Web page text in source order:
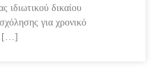
ιδιωτικού δικαίου
για χρονικό
[…]